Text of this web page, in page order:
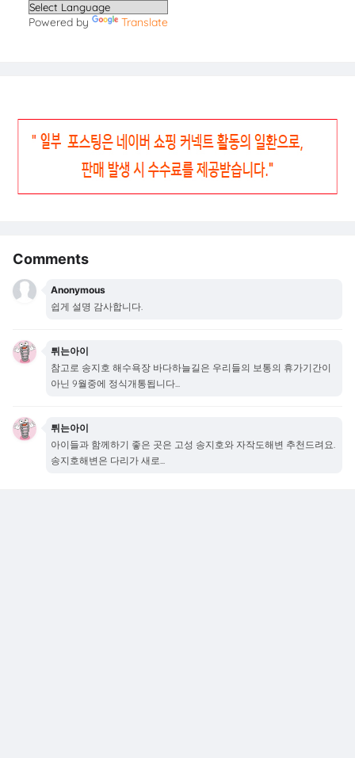
Powered by Translate
Comments
Anonymous
쉽게 설명 감사합니다.
튀는아이
참고로 송지호 해수욕장 바다하늘길은 우리들의 보통의 휴가기간이
아닌 9월중에 정식개통됩니다...
튀는아이
아이들과 함께하기 좋은 곳은 고성 송지호와 자작도해변 추천드려요.
송지호해변은 다리가 새로...